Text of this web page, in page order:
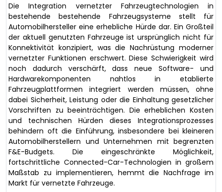
Die Integration vernetzter Fahrzeugtechnologien in
bestehende bestehende Fahrzeugsysteme stellt für
Automobilhersteller eine erhebliche Hürde dar. Ein Großteil
der aktuell genutzten Fahrzeuge ist ursprünglich nicht für
Konnektivität konzipiert, was die Nachrüstung moderner
vernetzter Funktionen erschwert. Diese Schwierigkeit wird
noch dadurch verschärft, dass neue Software- und
Hardwarekomponenten nahtlos in etablierte
Fahrzeugplattformen integriert werden müssen, ohne
dabei Sicherheit, Leistung oder die Einhaltung gesetzlicher
Vorschriften zu beeinträchtigen. Die erheblichen Kosten
und technischen Hürden dieses Integrationsprozesses
behindern oft die Einführung, insbesondere bei kleineren
Automobilherstellern und Unternehmen mit begrenzten
F&E-Budgets. Die eingeschränkte Möglichkeit,
fortschrittliche Connected-Car-Technologien in großem
Maßstab zu implementieren, hemmt die Nachfrage im
Markt für vernetzte Fahrzeuge.